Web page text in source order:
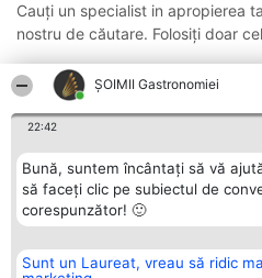
ȘOIMII Gastronomiei
22:42
Bună, suntem încântați să vă
să faceți clic pe subiectul de
corespunzător! 🙂
Sunt un Laureat, vreau să ridic
Cauți un specialist in apropierea
nostru de căutare. Folosiți doar
Organizator Ranking